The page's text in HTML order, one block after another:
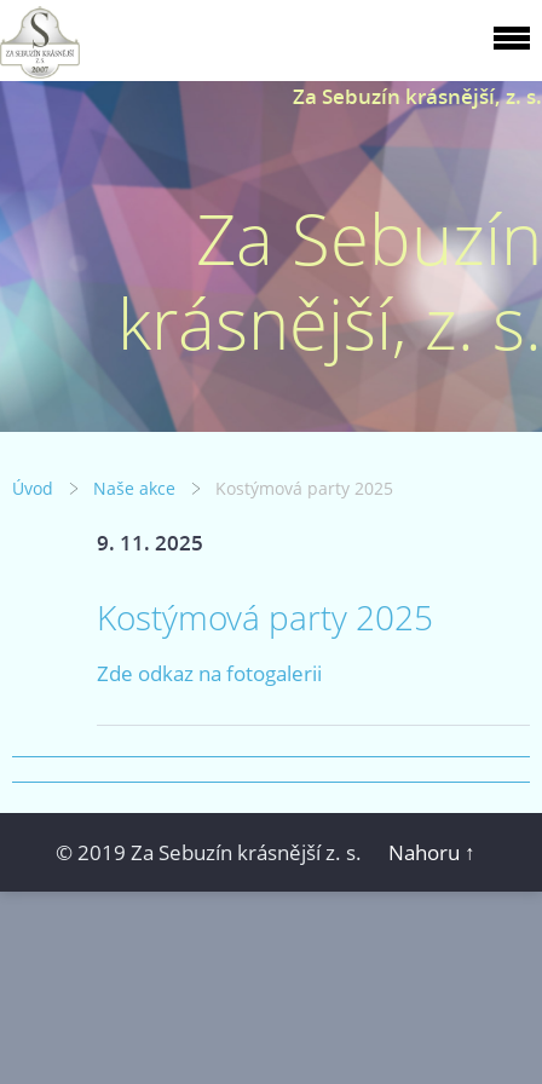
Za Sebuzín krásnější, z. s.
Za Sebuzín
krásnější, z. s.
Úvod Naše akce Kostýmová party 2025
9. 11. 2025
Kostýmová party 2025
Zde odkaz na fotogalerii
© 2019 Za Sebuzín krásnější z. s. Nahoru ↑